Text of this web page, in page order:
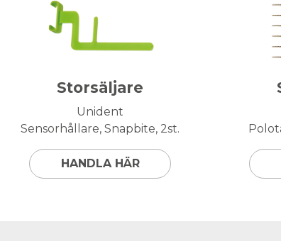
Storsäljare
Unident
Sensorhållare, Snapbite, 2st.
HANDLA HÄR